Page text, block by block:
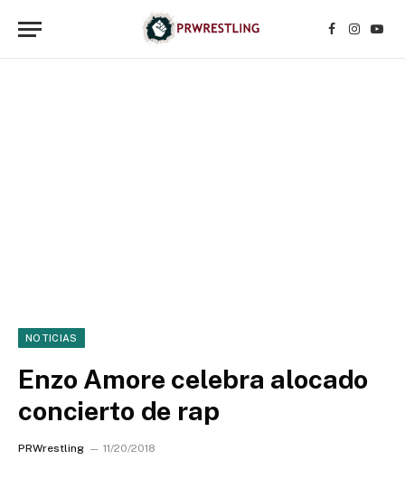
Facebook
NOTICIAS
Enzo Amore celebra alocado
concierto de rap
PRWrestling 11/20/2018